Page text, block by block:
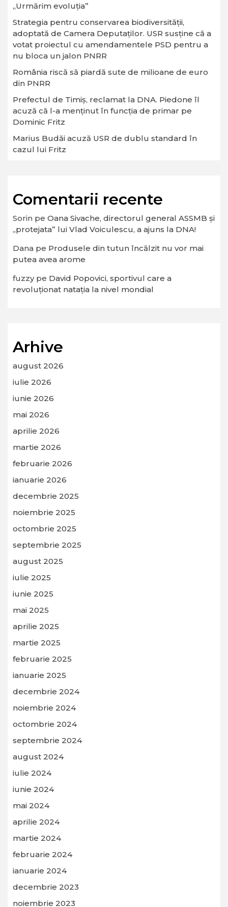
„Urmărim evoluția”
Strategia pentru conservarea biodiversităţii,
adoptată de Camera Deputaţilor. USR susține că a
votat proiectul cu amendamentele PSD pentru a
nu bloca un jalon PNRR
România riscă să piardă sute de milioane de euro
din PNRR
Prefectul de Timiș, reclamat la DNA. Piedone îl
acuză că l-a menținut în funcția de primar pe
Dominic Fritz
Marius Budăi acuză USR de dublu standard în
cazul lui Fritz
Comentarii recente
Sorin pe Oana Sivache, directorul general ASSMB și
„protejata” lui Vlad Voiculescu, a ajuns la DNA!
Dana pe Produsele din tutun încălzit nu vor mai
putea avea arome
fuzzype David Popovici, sportivul care a
revoluționat natația la nivel mondial
Arhive
august 2026
iulie 2026
iunie 2026
mai 2026
aprilie 2026
martie 2026
februarie 2026
ianuarie 2026
decembrie 2025
noiembrie 2025
octombrie 2025
septembrie 2025
august 2025
iulie 2025
iunie 2025
mai 2025
aprilie 2025
martie 2025
februarie 2025
ianuarie 2025
decembrie 2024
noiembrie 2024
octombrie 2024
septembrie 2024
august 2024
iulie 2024
iunie 2024
mai 2024
aprilie 2024
martie 2024
februarie 2024
ianuarie 2024
decembrie 2023
noiembrie 2023